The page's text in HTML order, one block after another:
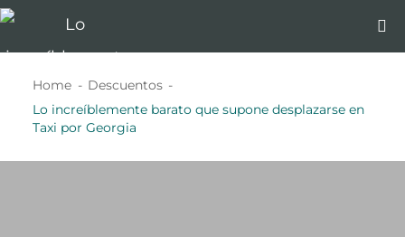
Home
Descuentos
Lo increíblemente barato que supone desplazarse en
Taxi por Georgia